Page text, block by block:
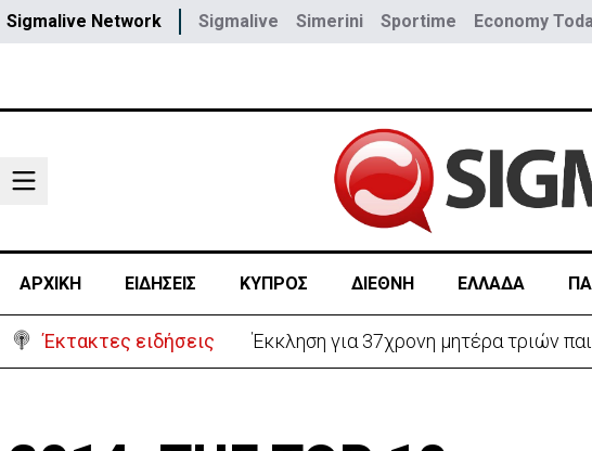
Sigmalive Network Sigmalive Simerini Sportime Economy
ΑΡΧΙΚΗ ΕΙΔΗΣΕΙΣ ΚΥΠΡΟΣ ΔΙΕΘΝΗ ΕΛΛΑΔΑ
Έκτακτες ειδήσεις Γερμανία: Συγκρούστηκαν δύο τραμ -